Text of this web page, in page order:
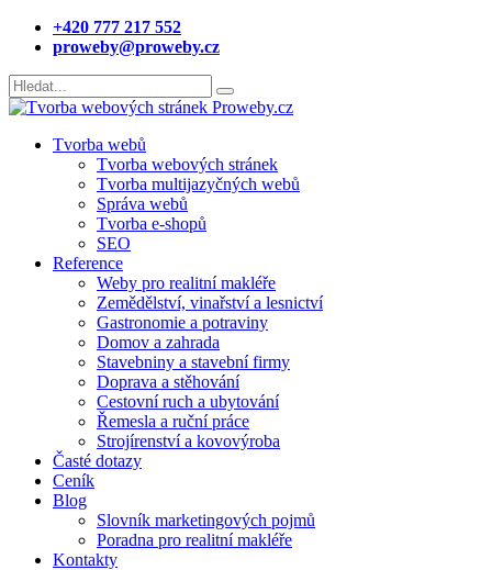
+420 777 217 552
proweby@proweby.cz
Tvorba webů
Tvorba webových stránek
Tvorba multijazyčných webů
Správa webů
Tvorba e-shopů
SEO
Reference
Weby pro realitní makléře
Zemědělství, vinařství a lesnictví
Gastronomie a potraviny
Domov a zahrada
Stavebniny a stavební firmy
Doprava a stěhování
Cestovní ruch a ubytování
Řemesla a ruční práce
Strojírenství a kovovýroba
Časté dotazy
Ceník
Blog
Slovník marketingových pojmů
Poradna pro realitní makléře
Kontakty